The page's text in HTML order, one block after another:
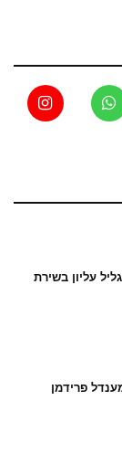
עליון בשירת
פרידמן